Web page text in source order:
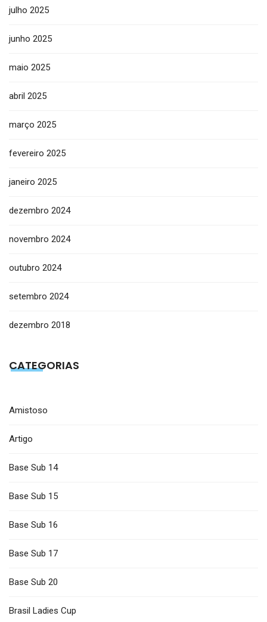
julho 2025
junho 2025
maio 2025
abril 2025
março 2025
fevereiro 2025
janeiro 2025
dezembro 2024
novembro 2024
outubro 2024
setembro 2024
dezembro 2018
CATEGORIAS
Amistoso
Artigo
Base Sub 14
Base Sub 15
Base Sub 16
Base Sub 17
Base Sub 20
Brasil Ladies Cup